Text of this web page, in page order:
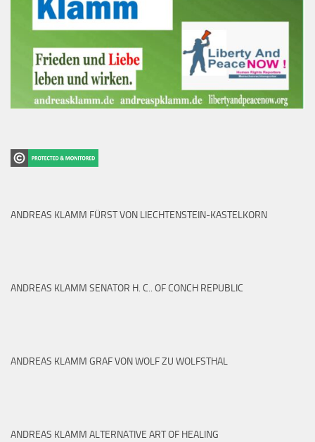
ANDREAS KLAMM FÜRST VON LIECHTENSTEIN-KASTELKORN
ANDREAS KLAMM SENATOR H. C.. OF CONCH REPUBLIC
ANDREAS KLAMM GRAF VON WOLF ZU WOLFSTHAL
ANDREAS KLAMM ALTERNATIVE ART OF HEALING